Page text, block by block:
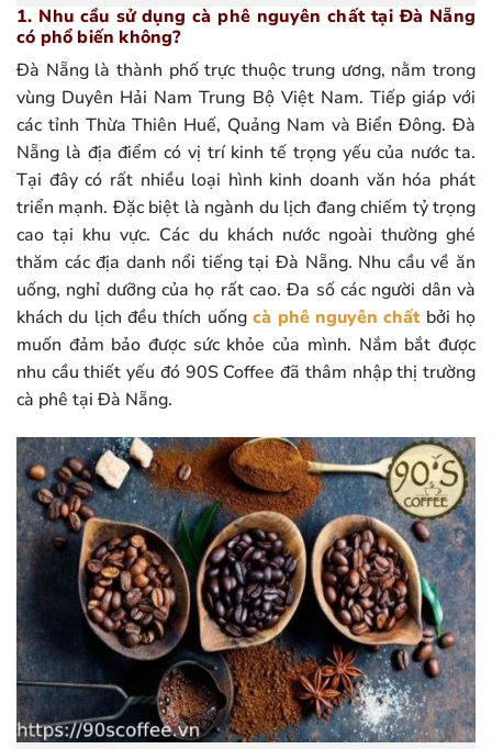
1. Nhu cầu sử dụng cà phê nguyên chất tại Đà Nẵng
có phổ biến không?
Đà Nẵng là thành phố trực thuộc trung ương, nằm trong
vùng Duyên Hải Nam Trung Bộ Việt Nam. Tiếp giáp với
các tỉnh Thừa Thiên Huế, Quảng Nam và Biển Đông. Đà
Nẵng là địa điểm có vị trí kinh tế trọng yếu của nước ta.
Tại đây có rất nhiều loại hình kinh doanh văn hóa phát
triển mạnh. Đặc biệt là ngành du lịch đang chiếm tỷ trọng
cao tại khu vực. Các du khách nước ngoài thường ghé
thăm các địa danh nổi tiếng tại Đà Nẵng. Nhu cầu về ăn
uống, nghỉ dưỡng của họ rất cao. Đa số các người dân và
khách du lịch đều thích uốngcà phê nguyên chấtbởi họ
muốn đảm bảo được sức khỏe của mình. Nắm bắt được
nhu cầu thiết yếu đó 90S Coffee đã thâm nhập thị trường
cà phê tại Đà Nẵng.